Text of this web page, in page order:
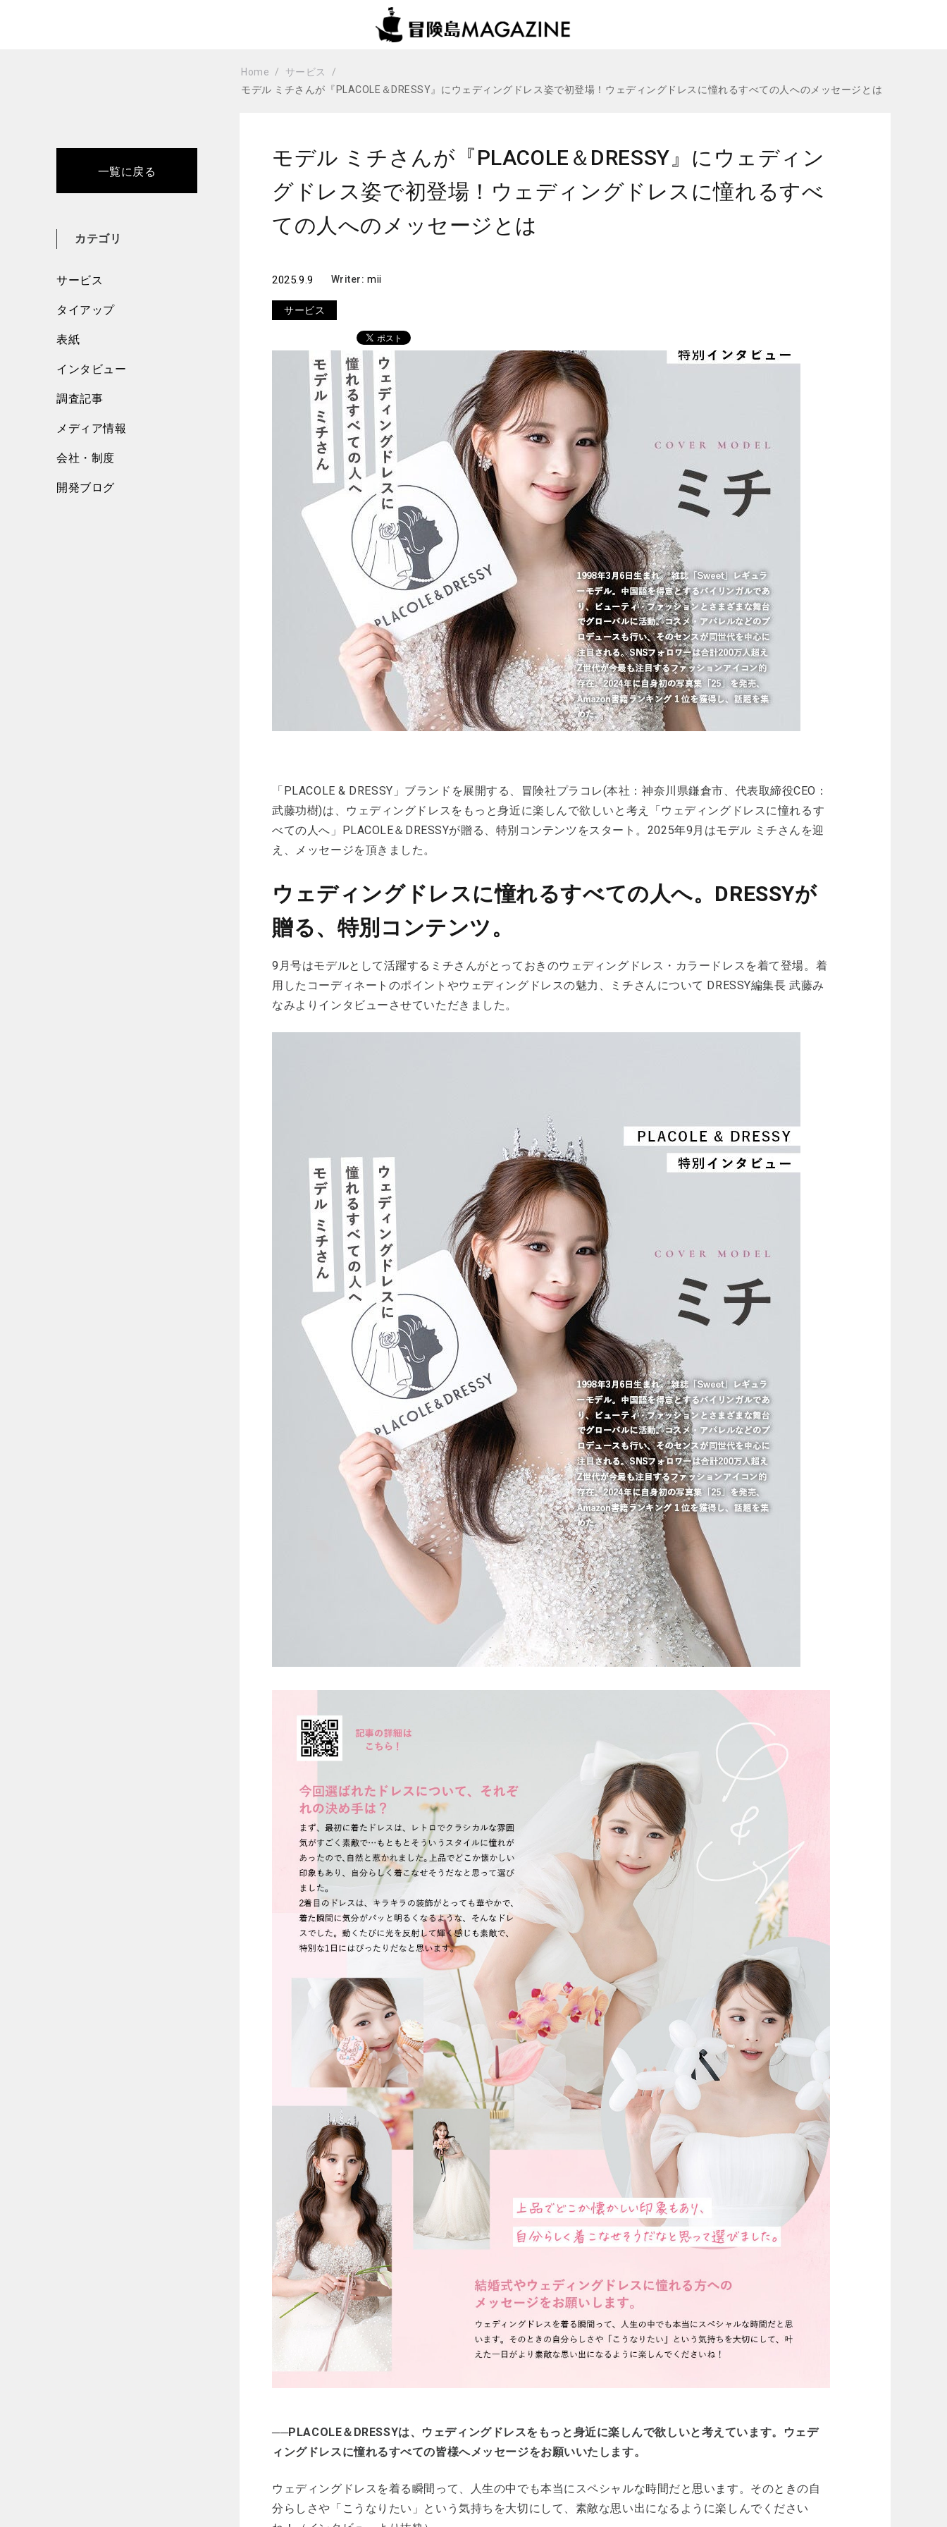
Home
サービス
モデル ミチさんが『PLACOLE＆DRESSY』にウェディングドレス姿で初登場！ウェディングドレスに憧れるすべての人へのメッセージとは
一覧に戻る
カテゴリ
サービス
タイアップ
表紙
インタビュー
調査記事
メディア情報
会社・制度
開発ブログ
モデル ミチさんが『PLACOLE＆DRESSY』にウェディン
グドレス姿で初登場！ウェディングドレスに憧れるすべ
ての人へのメッセージとは
2025.9.9 Writer:mii
サービス
「PLACOLE & DRESSY」ブランドを展開する、冒険社プラコレ(本社：神奈川県鎌倉市、代表取締役CEO：
武藤功樹)は、ウェディングドレスをもっと身近に楽しんで欲しいと考え「ウェディングドレスに憧れるす
べての人へ」PLACOLE＆DRESSYが贈る、特別コンテンツをスタート。2025年9月はモデル ミチさんを迎
え、メッセージを頂きました。
ウェディングドレスに憧れるすべての人へ。DRESSYが
贈る、特別コンテンツ。
9月号はモデルとして活躍するミチさんがとっておきのウェディングドレス・カラードレスを着て登場。着
用したコーディネートのポイントやウェディングドレスの魅力、ミチさんについて DRESSY編集長 武藤み
なみよりインタビューさせていただきました。
──PLACOLE＆DRESSYは、ウェディングドレスをもっと身近に楽しんで欲しいと考えています。ウェデ
ィングドレスに憧れるすべての皆様へメッセージをお願いいたします。
ウェディングドレスを着る瞬間って、人生の中でも本当にスペシャルな時間だと思います。そのときの自
分らしさや「こうなりたい」という気持ちを大切にして、素敵な思い出になるように楽しんでください